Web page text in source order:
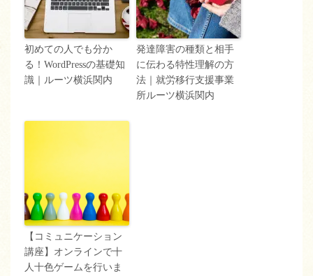
初めての人でも分か
る！WordPressの基礎知
識｜ルーツ横浜関内
発達障害の種類と相手
に伝わる特性理解の方
法｜就労移行支援事業
所ルーツ横浜関内
【コミュニケーション
講座】オンラインで十
人十色ゲームを行いま